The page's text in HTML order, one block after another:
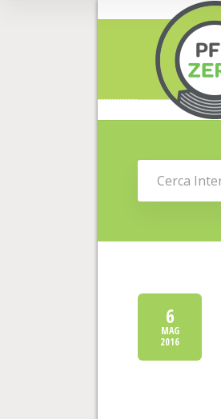
6
MAG
2016